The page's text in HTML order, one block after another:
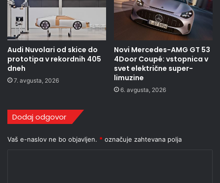
Audi Nuvolari od skice do
prototipa v rekordnih 405
dneh
7. avgusta, 2026
Novi Mercedes-AMG GT 53
4Door Coupé: vstopnica v
svet električne super-
limuzine
6. avgusta, 2026
Dodaj odgovor
Vaš e-naslov ne bo objavljen. * označuje zahtevana polja